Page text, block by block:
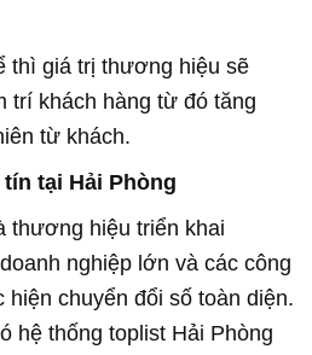
thì giá trị thương hiệu sẽ
trí khách hàng từ đó tăng
từ khách.
tại Hải Phòng
thương hiệu triển khai
nghiệp lớn và các công
chuyển đổi số toàn diện.
hệ thống toplist Hải Phòng